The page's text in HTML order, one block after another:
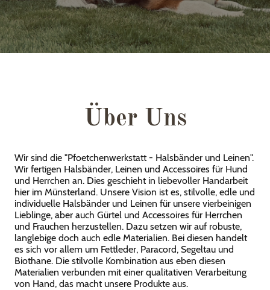
Über Uns
Wir sind die "Pfoetchenwerkstatt - Halsbänder und Leinen".
Wir fertigen Halsbänder, Leinen und Accessoires für Hund
und Herrchen an. Dies geschieht in liebevoller Handarbeit
hier im Münsterland. Unsere Vision ist es, stilvolle, edle und
individuelle Halsbänder und Leinen für unsere vierbeinigen
Lieblinge, aber auch Gürtel und Accessoires für Herrchen
und Frauchen herzustellen. Dazu setzen wir auf robuste,
langlebige doch auch edle Materialien. Bei diesen handelt
es sich vor allem um Fettleder, Paracord, Segeltau und
Biothane. Die stilvolle Kombination aus eben diesen
Materialien verbunden mit einer qualitativen Verarbeitung
von Hand, das macht unsere Produkte aus.